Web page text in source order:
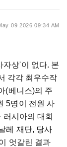
09 2026 09:34 AM
자상'이 없다. 본
각각 최우수작
(베니스)의 주
5명이 전원 사
시아의 대회
레 재단, 당사
엇갈린 결과